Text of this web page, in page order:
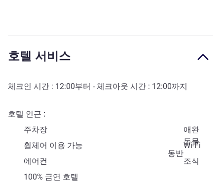
호텔 서비스
체크인 시간 : 12:00부터 - 체크아웃 시간 : 12:00까지
호텔 인근
주차장
애완
동물
동반
휠체어 이용 가능
Wi-Fi
에어컨
조식
100% 금연 호텔